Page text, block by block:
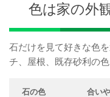
色は家の外
石だけを見て好きな色
チ、屋根、既存砂利の色
石の色 合い